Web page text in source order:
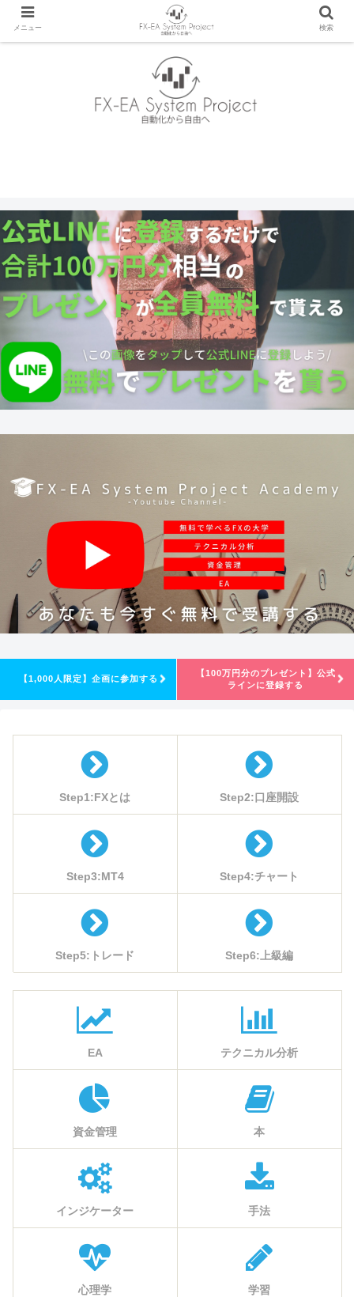
【1,000人限定】企画に参加する
【100万円分のプレゼント】公式
ラインに登録する
Step1:FXとは Step2:口座開設
Step3:MT4 Step4:チャート
Step5:トレード Step6:上級編
EA テクニカル分析
資金管理 本
インジケーター 手法
心理学 学習
メニュー 検索